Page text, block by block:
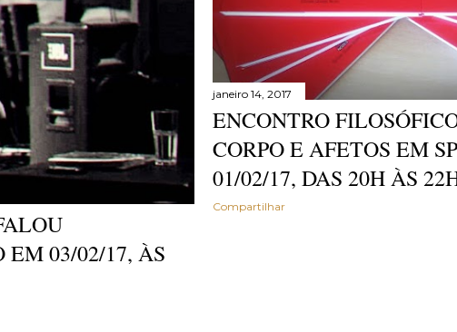
03/02/17, ÀS
janeiro 14, 2017
ENCONTRO
CORPO E AFETOS EM
01/02/17, DAS 20H ÀS
Compartilhar